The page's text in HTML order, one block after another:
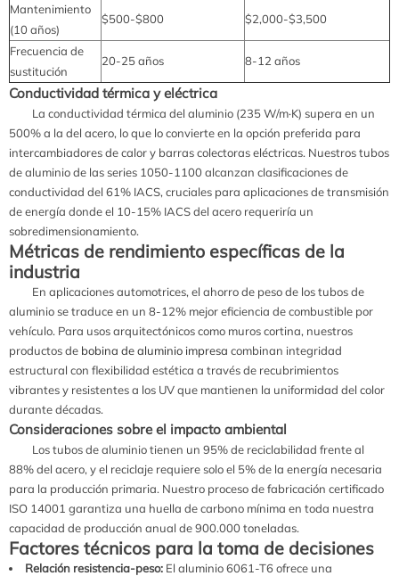
Mantenimiento
(10 años)
$500-$800 $2,000-$3,500
Frecuencia de
sustitución
20-25 años 8-12 años
Conductividad térmica y eléctrica
La conductividad térmica del aluminio (235 W/m·K) supera en un
500% a la del acero, lo que lo convierte en la opción preferida para
intercambiadores de calor y barras colectoras eléctricas. Nuestros tubos
de aluminio de las series 1050-1100 alcanzan clasificaciones de
conductividad del 61% IACS, cruciales para aplicaciones de transmisión
de energía donde el 10-15% IACS del acero requeriría un
sobredimensionamiento.
Métricas de rendimiento específicas de la
industria
En aplicaciones automotrices, el ahorro de peso de los tubos de
aluminio se traduce en un 8-12% mejor eficiencia de combustible por
vehículo. Para usos arquitectónicos como muros cortina, nuestros
productos de bobina de aluminio impresa combinan integridad
estructural con flexibilidad estética a través de recubrimientos
vibrantes y resistentes a los UV que mantienen la uniformidad del color
durante décadas.
Consideraciones sobre el impacto ambiental
Los tubos de aluminio tienen un 95% de reciclabilidad frente al
88% del acero, y el reciclaje requiere solo el 5% de la energía necesaria
para la producción primaria. Nuestro proceso de fabricación certificado
ISO 14001 garantiza una huella de carbono mínima en toda nuestra
capacidad de producción anual de 900.000 toneladas.
Factores técnicos para la toma de decisiones
Relación resistencia-peso: El aluminio 6061-T6 ofrece una